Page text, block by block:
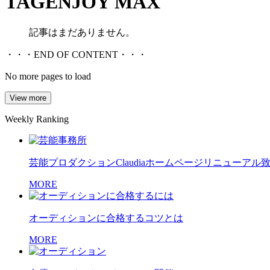
記事はまだありません。
・・・END OF CONTENT・・・
No more pages to load
View more
Weekly Ranking
芸能プロダクションClaudiaホームページリニューアル致
MORE
オーディションに合格するコツとは
MORE